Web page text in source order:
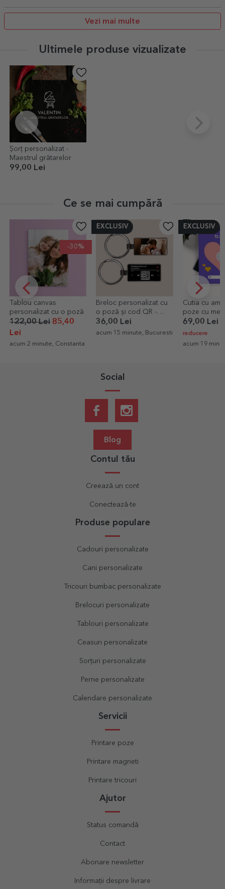
Vezi mai multe
Ultimele produse vizualizate
Șorț personalizat -
Maestrul grătarelor
99,00 Lei
Ce se mai cumpără
-30%
Tablou canvas
personalizat cu o poză
122,00 Lei85,40
Lei
acum 2 minute, Constanta
EXCLUSIV
Breloc personalizat cu
o poză și cod QR -
Melodia noastră
36,00 Lei
acum 15 minute, Bucuresti
EXCLUSIV
Cutia cu
poze cu
premium
69,00 Lei
reducere
acum 19
Social
Blog
Contul tău
Creează un cont
Conectează-te
Produse populare
Cadouri personalizate
Cani personalizate
Tricouri bumbac personalizate
Brelocuri personalizate
Tablouri personalizate
Ceasuri personalizate
Sorțuri personalizate
Perne personalizate
Calendare personalizate
Servicii
Printare poze
Printare magneti
Printare tricouri
Ajutor
Status comandă
Contact
Abonare newsletter
Informații despre livrare